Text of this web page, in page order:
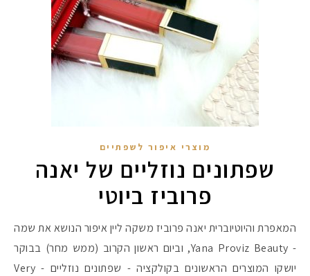
מוצרי איפור לשפתיים
שפתונים נוזליים של יאנה
פרוביז ביוטי
המאפרת והיוטיוברית יאנה פרוביז משקה ליין איפור הנושא את שמה
- Yana Proviz Beauty, וביום ראשון הקרוב (ממש מחר) בבוקר
יושקו המוצרים הראשונים בקולקציה - שפתונים נוזליים - Very